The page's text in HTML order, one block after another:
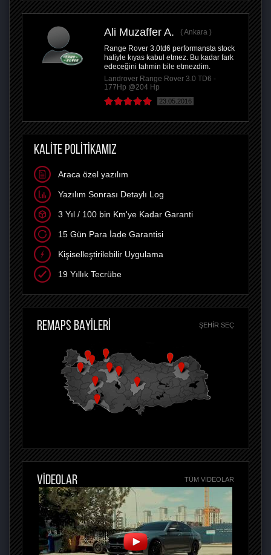
Ali Muzaffer A.
Ankara
Range Rover 3.0td6 performansta stock
haliyle kıyas kabul etmez. Bu kadar fark
edeceğini tahmin bile etmezdim.
Landrover Range Rover 3.0 TD6 -
177Hp @204 Hp
23.05.2016
KALİTE POLİTİKAMIZ
Araca özel yazılım
Yazılım Sonrası Detaylı Log
3 Yıl / 100 bin Km'ye Kadar Garanti
15 Gün Para İade Garantisi
Kişiselleştirilebilir Uygulama
19 Yıllık Tecrübe
REMAPS BAYİLERİ ŞEHIR SEÇ
VİDEOLAR TÜM VIDEOLAR